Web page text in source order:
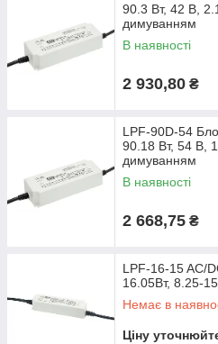
90.3 Вт, 42 В,
димуванням
В наявності
2 930,80 ₴
LPF-90D-54
90.18 Вт, 54 В,
димуванням
В наявності
2 668,75 ₴
LPF-16-15 AC/
16.05Вт, 8.25-
Немає в
Ціну